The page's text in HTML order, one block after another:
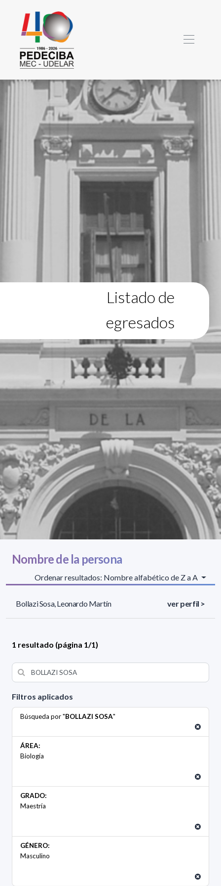
Listado de
egresados
Filtros aplicados
Búsqueda por "BOLLAZI SOSA"
ÁREA:
Biología
GRADO:
Maestría
GÉNERO:
Masculino
Nombre de la persona
Ordenar resultados: Nombre alfabético de Z a A
Bollazi Sosa, Leonardo Martín ver perfil >
1 resultado (página 1/1)